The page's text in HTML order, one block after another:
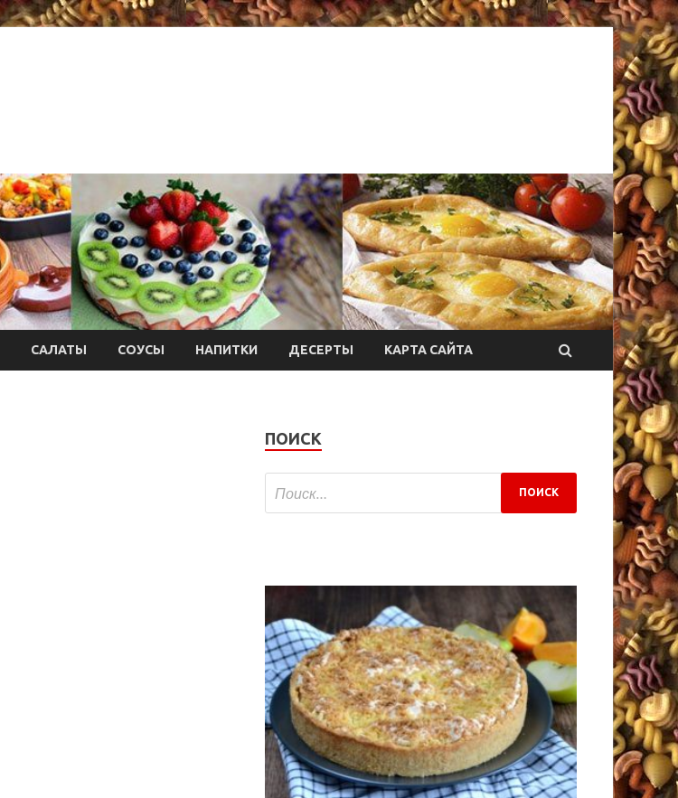
САЛАТЫ СОУСЫ НАПИТКИ ДЕСЕРТЫ КАРТА САЙТА
ПОИСК